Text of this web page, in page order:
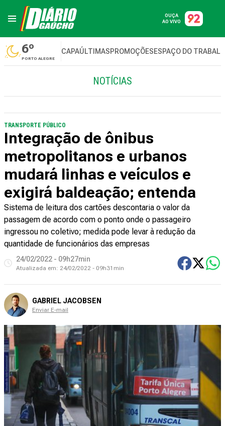
OUÇA
AO VIVO
6º
PORTO ALEGRE
CAPAÚLTIMASPROMOÇÕESESPAÇO DO
NOTÍCIAS
TRANSPORTE PÚBLICO
Integração de ônibus
metropolitanos e urbanos
mudará linhas e veículos e
exigirá baldeação; entenda
Sistema de leitura dos cartões descontaria o valor da
passagem de acordo com o ponto onde o passageiro
ingressou no coletivo; medida pode levar à redução da
quantidade de funcionários das empresas
24/02/2022 - 09h27min
Atualizada em: 24/02/2022 - 09h31min
GABRIEL JACOBSEN
Enviar E-mail